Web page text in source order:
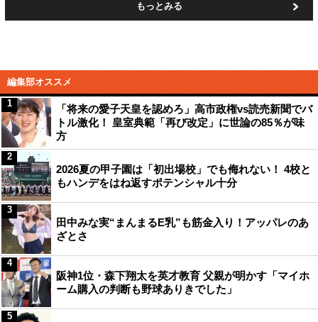
もっとみる
編集部オススメ
「将来の愛子天皇を認めろ」高市政権vs読売新聞でバ
トル激化！ 皇室典範「再び改定」に世論の85％が味
方
1
2026夏の甲子園は「初出場校」でも侮れない！ 4校と
もハンデをはね返すポテンシャル十分
2
田中みな実“まんまるE乳”も筋金入り！アッパレのあ
ざとさ
3
阪神1位・森下翔太を英才教育 父親が明かす「マイホ
ーム購入の判断も野球ありきでした」
4
5